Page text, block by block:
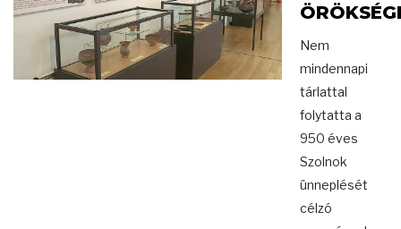
Nem
mindennapi
tárlattal
folytatta a
950 éves
Szolnok
ünneplését
célzó